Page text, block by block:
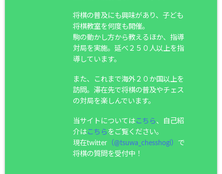
将棋の普及にも興味があり、子ども
将棋教室を何度も開催。
駒の動かし方から教えるほか、指導
対局を実施。延べ２５０人以上を指
導しています。
また、これまで海外２０か国以上を
訪問。滞在先で将棋の普及やチェス
の対局を楽しんでいます。
当サイトについてはこちら 、自己紹
介はこちら をご覧ください。
現在twitter（@tsuwa_chesshogi） で
将棋の質問を受付中！